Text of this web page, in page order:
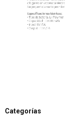
Categorías